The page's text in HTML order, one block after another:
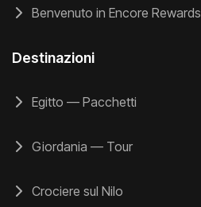
Benvenuto in Encore Rewards
Destinazioni
Egitto — Pacchetti
Giordania — Tour
Crociere sul Nilo